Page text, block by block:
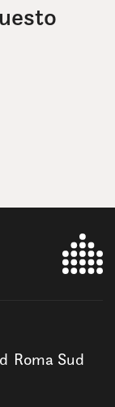
Roma Sud